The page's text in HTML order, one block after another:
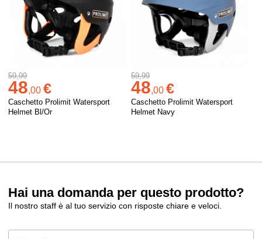
59,99
48,00 €
Caschetto Prolimit Watersport
Helmet Bl/Or
59,99
48,00 €
Caschetto Prolimit Watersport
Helmet Navy
Hai una domanda per questo prodotto?
Il nostro staff è al tuo servizio con risposte chiare e veloci.